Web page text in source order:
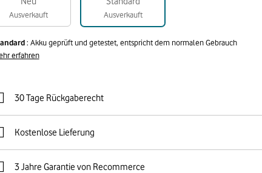
Ausverkauft Ausverkauft
: Akku geprüft und getestet, entspricht dem normalen Gebrauch
erfahren
30 Tage Rückgaberecht
Kostenlose Lieferung
3 Jahre Garantie von Recommerce